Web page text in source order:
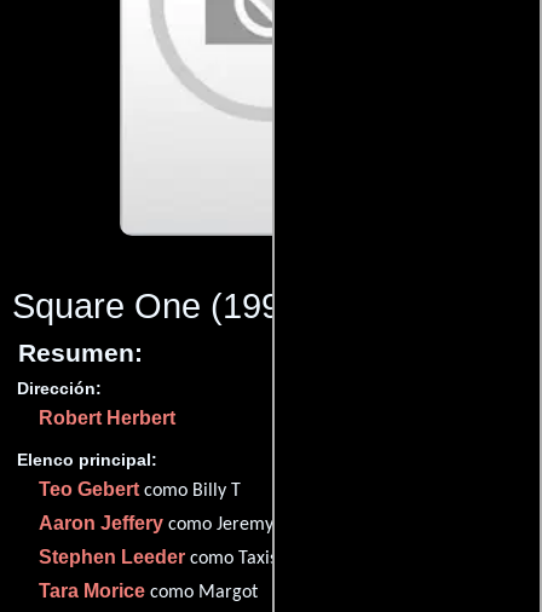
Square One (1997)
Resumen:
Dirección:
Robert Herbert
Elenco principal:
Teo Gebertcomo Billy T
Aaron Jeffery como Jeremy Hostick
Stephen Leeder como Taxista
Tara Morice como Margot